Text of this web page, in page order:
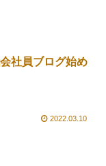
社員ブログ始め
2022.03.10